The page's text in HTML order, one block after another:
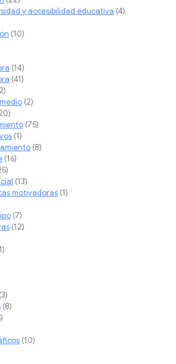
y accesibilidad educativa (4)
(10)
(14)
(41)
(2)
(75)
(1)
(8)
(16)
(13)
motivadoras (1)
(7)
(12)
(3)
(8)
(10)